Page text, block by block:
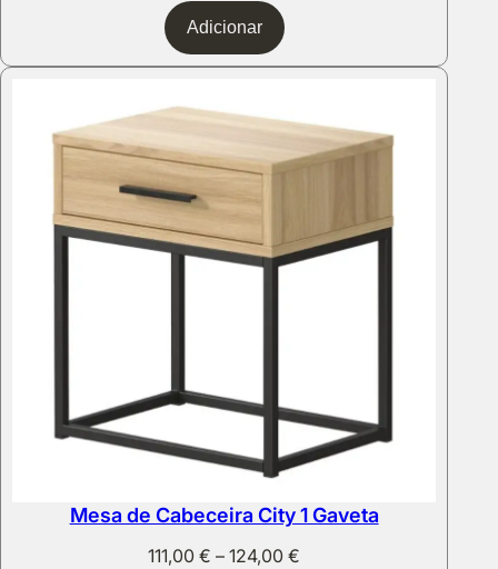
Adicionar
Mesa de Cabeceira City 1 Gaveta
111,00€ – 124,00€